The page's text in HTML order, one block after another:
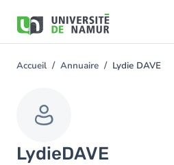
contenu
You
Accueil Annuaire Lydie DAVE
LydieDAVE